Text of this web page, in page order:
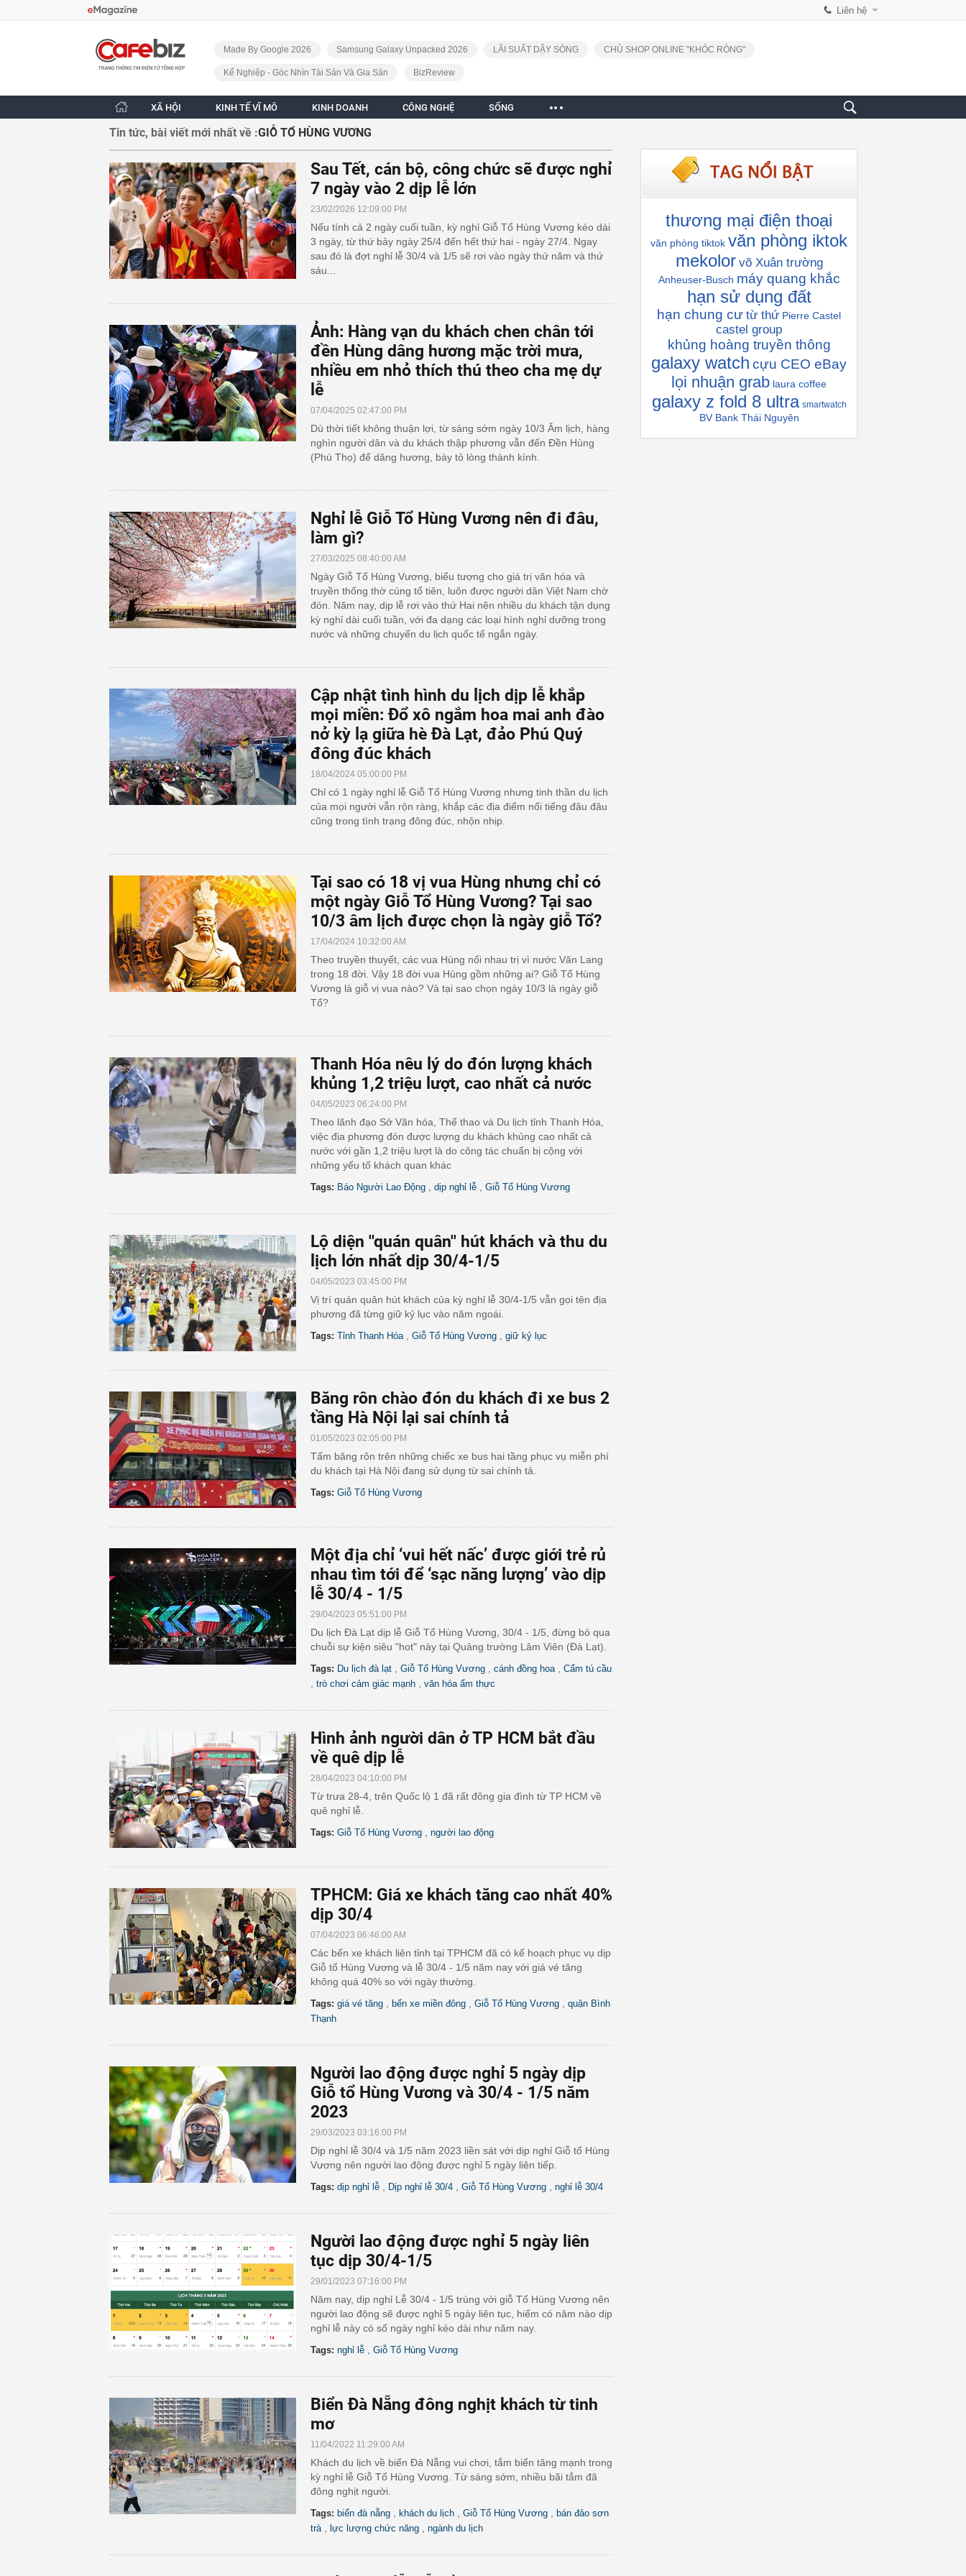
Liên hệ
CafeBiz - Trang chủ
Made By Google 2026
Samsung Galaxy Unpacked 2026 LÃI SUẤT DẬY SÓNG CHỦ SHOP ONLINE "KHÓC RÒNG"
Kế Nghiệp - Góc Nhìn Tài Sản Và Gia Sản BizReview
XÃ HỘI KINH TẾ VĨ MÔ KINH DOANH CÔNG NGHỆ SỐNG
Tin tức, bài viết mới nhất về :GIỖ TỔ HÙNG VƯƠNG
Sau Tết, cán bộ, công chức sẽ được nghỉ
7 ngày vào 2 dịp lễ lớn
23/02/2026 12:09:00 PM
Nếu tính cả 2 ngày cuối tuần, kỳ nghỉ Giỗ Tổ Hùng Vương kéo dài
3 ngày, từ thứ bảy ngày 25/4 đến hết thứ hai - ngày 27/4. Ngay
sau đó là đợt nghỉ lễ 30/4 và 1/5 sẽ rơi vào ngày thứ năm và thứ
sáu...
Ảnh: Hàng vạn du khách chen chân tới
đền Hùng dâng hương mặc trời mưa,
nhiều em nhỏ thích thú theo cha mẹ dự
lễ
07/04/2025 02:47:00 PM
Dù thời tiết không thuận lợi, từ sáng sớm ngày 10/3 Âm lịch, hàng
nghìn người dân và du khách thập phương vẫn đến Đền Hùng
(Phú Thọ) để dâng hương, bày tỏ lòng thành kính.
Nghỉ lễ Giỗ Tổ Hùng Vương nên đi đâu,
làm gì?
27/03/2025 08:40:00 AM
Ngày Giỗ Tổ Hùng Vương, biểu tượng cho giá trị văn hóa và
truyền thống thờ cúng tổ tiên, luôn được người dân Việt Nam chờ
đón. Năm nay, dịp lễ rơi vào thứ Hai nên nhiều du khách tận dụng
kỳ nghỉ dài cuối tuần, với đa dạng các loại hình nghỉ dưỡng trong
nước và những chuyến du lịch quốc tế ngắn ngày.
Cập nhật tình hình du lịch dịp lễ khắp
mọi miền: Đổ xô ngắm hoa mai anh đào
nở kỳ lạ giữa hè Đà Lạt, đảo Phú Quý
đông đúc khách
18/04/2024 05:00:00 PM
Chỉ có 1 ngày nghỉ lễ Giỗ Tổ Hùng Vương nhưng tinh thần du lịch
của mọi người vẫn rộn ràng, khắp các địa điểm nổi tiếng đâu đâu
cũng trong tình trạng đông đúc, nhộn nhịp.
Tại sao có 18 vị vua Hùng nhưng chỉ có
một ngày Giỗ Tổ Hùng Vương? Tại sao
10/3 âm lịch được chọn là ngày giỗ Tổ?
17/04/2024 10:32:00 AM
Theo truyền thuyết, các vua Hùng nối nhau trị vì nước Văn Lang
trong 18 đời. Vậy 18 đời vua Hùng gồm những ai? Giỗ Tổ Hùng
Vương là giỗ vị vua nào? Và tại sao chọn ngày 10/3 là ngày giỗ
Tổ?
Thanh Hóa nêu lý do đón lượng khách
khủng 1,2 triệu lượt, cao nhất cả nước
04/05/2023 06:24:00 PM
Theo lãnh đạo Sở Văn hóa, Thể thao và Du lịch tỉnh Thanh Hóa,
việc địa phương đón được lượng du khách khủng cao nhất cả
nước với gần 1,2 triệu lượt là do công tác chuẩn bị cộng với
những yếu tố khách quan khác
Tags: Báo Người Lao Động dịp nghỉ lễ Giỗ Tổ Hùng Vương
Lộ diện ''quán quân'' hút khách và thu du
lịch lớn nhất dịp 30/4-1/5
04/05/2023 03:45:00 PM
Vị trí quán quân hút khách của kỳ nghỉ lễ 30/4-1/5 vẫn gọi tên địa
phương đã từng giữ kỷ lục vào năm ngoái.
Tags: Tỉnh Thanh Hóa Giỗ Tổ Hùng Vương giữ kỷ lục
Băng rôn chào đón du khách đi xe bus 2
tầng Hà Nội lại sai chính tả
01/05/2023 02:05:00 PM
Tấm băng rôn trên những chiếc xe bus hai tầng phục vụ miễn phí
du khách tại Hà Nội đang sử dụng từ sai chính tả.
Tags: Giỗ Tổ Hùng Vương
Một địa chỉ ‘vui hết nấc’ được giới trẻ rủ
nhau tìm tới để ‘sạc năng lượng’ vào dịp
lễ 30/4 - 1/5
29/04/2023 05:51:00 PM
Du lịch Đà Lạt dịp lễ Giỗ Tổ Hùng Vương, 30/4 - 1/5, đừng bỏ qua
chuỗi sự kiện siêu "hot" này tại Quảng trường Lâm Viên (Đà Lạt).
Tags: Du lịch đà lạt Giỗ Tổ Hùng Vương cánh đồng hoa Cẩm tú cầu
trò chơi cảm giác mạnh văn hóa ẩm thực
Hình ảnh người dân ở TP HCM bắt đầu
về quê dịp lễ
28/04/2023 04:10:00 PM
Từ trưa 28-4, trên Quốc lộ 1 đã rất đông gia đình từ TP HCM về
quê nghỉ lễ.
Tags: Giỗ Tổ Hùng Vương người lao động
TPHCM: Giá xe khách tăng cao nhất 40%
dịp 30/4
07/04/2023 06:46:00 AM
Các bến xe khách liên tỉnh tại TPHCM đã có kế hoạch phục vụ dịp
Giỗ tổ Hùng Vương và lễ 30/4 - 1/5 năm nay với giá vé tăng
không quá 40% so với ngày thường.
Tags: giá vé tăng bến xe miền đông Giỗ Tổ Hùng Vương
quận Bình
Thạnh
Người lao động được nghỉ 5 ngày dịp
Giỗ tổ Hùng Vương và 30/4 - 1/5 năm
2023
29/03/2023 03:16:00 PM
Dịp nghỉ lễ 30/4 và 1/5 năm 2023 liền sát với dịp nghỉ Giỗ tổ Hùng
Vương nên người lao động được nghỉ 5 ngày liên tiếp.
Tags: dịp nghỉ lễ Dịp nghỉ lễ 30/4 Giỗ Tổ Hùng Vương nghỉ lễ 30/4
Người lao động được nghỉ 5 ngày liên
tục dịp 30/4-1/5
29/01/2023 07:16:00 PM
Năm nay, dịp nghỉ Lễ 30/4 - 1/5 trùng với giỗ Tổ Hùng Vương nên
người lao động sẽ được nghỉ 5 ngày liên tục, hiếm có năm nào dịp
nghỉ lễ này có số ngày nghỉ kéo dài như năm nay.
Tags: nghỉ lễ Giỗ Tổ Hùng Vương
Biển Đà Nẵng đông nghịt khách từ tinh
mơ
11/04/2022 11:29:00 AM
Khách du lịch về biển Đà Nẵng vui chơi, tắm biển tăng mạnh trong
kỳ nghỉ lễ Giỗ Tổ Hùng Vương. Từ sáng sớm, nhiều bãi tắm đã
đông nghịt người.
Tags: biển đà nẵng khách du lịch Giỗ Tổ Hùng Vương
bán đảo sơn
trà
lực lượng chức năng ngành du lịch
thương mại điện thoại
văn phòng tiktok văn phòng iktok
mekolor võ Xuân trường
Anheuser-Busch máy quang khắc
hạn sử dụng đất
hạn chung cư từ thứ Pierre Castel
castel group
khủng hoàng truyền thông
galaxy watch cựu CEO eBay
lọi nhuận grab laura coffee
galaxy z fold 8 ultra smartwatch
BV Bank Thái Nguyên